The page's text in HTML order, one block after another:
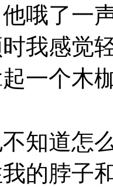
哦了一
我感觉
一个木
知道怎
的脖子